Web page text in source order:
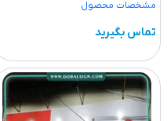
مشخصات محصول
تماس بگیرید